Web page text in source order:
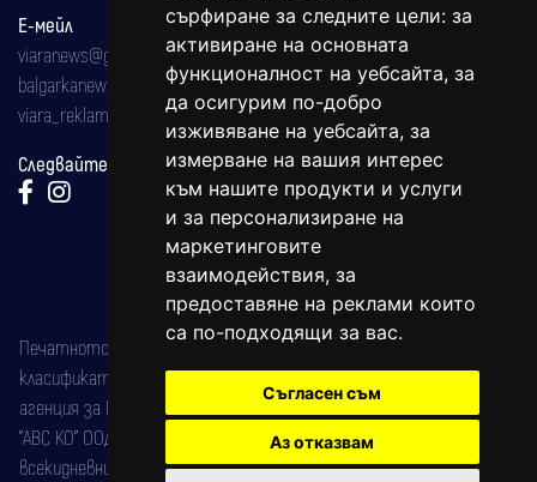
сърфиране за следните цели: за
активиране на основната
функционалност на уебсайта, за
да осигурим по-добро
изживяване на уебсайта, за
измерване на вашия интерес
към нашите продукти и услуги
и за персонализиране на
маркетинговите
взаимодействия, за
предоставяне на реклами които
са по-подходящи за вас.
Съгласен съм
Аз отказвам
Е-мейл
viaranews@gmail.com
balgarkanews@gmail.com
viara_reklama@mail.bg
Следвайте ни:
Печатното издание на вестника е регистрирано в националния
класификатор на печатните издания (Българска национална
агенция за ISSN) под номер: ISSN 1312-4722.
"АВС КО" ООД е притежател на марката: Вяра информационен
всекидневник на югозападна България, със свидетелство за марка